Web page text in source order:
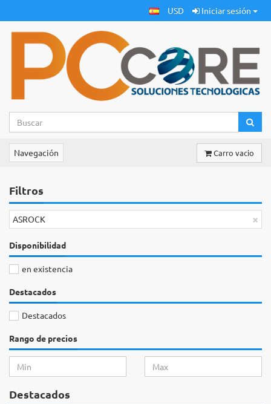
USD Iniciar sesión
Navegación Carro vacio
Filtros
×
ASROCK
Disponibilidad
en existencia
Destacados
Destacados
Rango de precios
Destacados